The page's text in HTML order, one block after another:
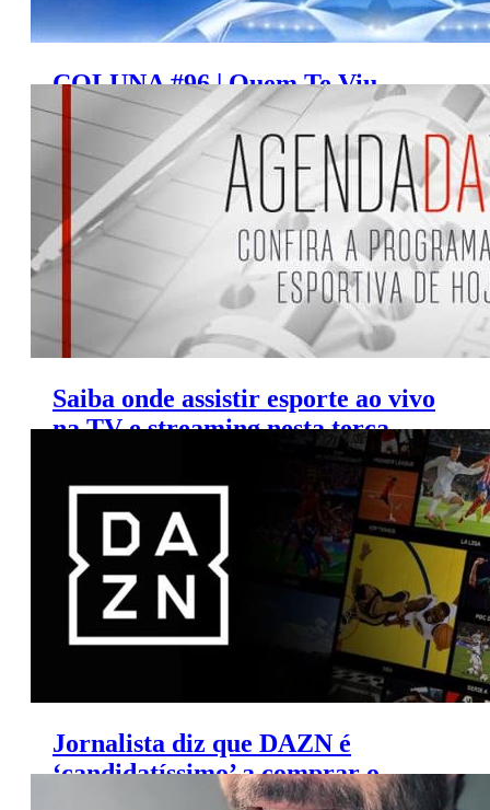
COLUNA #96 | Quem Te Viu,
Quem TV, por Carlos Salvador
Saiba onde assistir esporte ao vivo
na TV e streaming nesta terça
Jornalista diz que DAZN é
‘candidatíssimo’ a comprar o